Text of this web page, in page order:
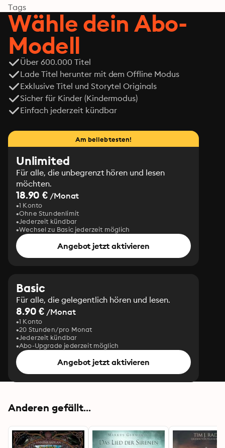
Tags
Wähle dein Abo-
Modell
Über 600.000 Titel
Lade Titel herunter mit dem Offline Modus
Exklusive Titel und Storytel Originals
Sicher für Kinder (Kindermodus)
Einfach jederzeit kündbar
Am beliebtesten!
Unlimited
Für alle, die unbegrenzt hören und lesen
möchten.
18.90 € /Monat
1 Konto
Ohne Stundenlimit
Jederzeit kündbar
Wechsel zu Basic jederzeit möglich
Angebot jetzt aktivieren
Basic
Für alle, die gelegentlich hören und lesen.
8.90 € /Monat
1 Konto
20 Stunden/pro Monat
Jederzeit kündbar
Abo-Upgrade jederzeit möglich
Angebot jetzt aktivieren
Anderen gefällt...